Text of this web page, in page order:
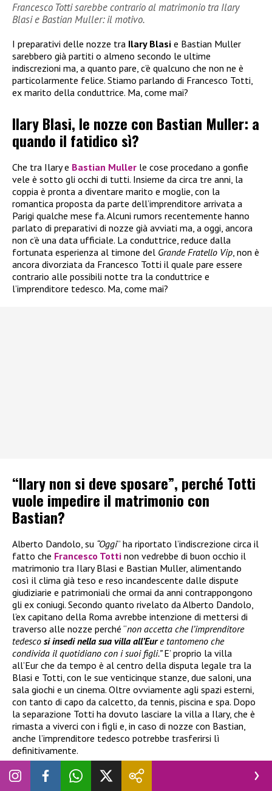
Francesco Totti sarebbe contrario al matrimonio tra Ilary
Blasi e Bastian Muller: il motivo.
I preparativi delle nozze tra Ilary Blasi e Bastian Muller
sarebbero già partiti o almeno secondo le ultime
indiscrezioni ma, a quanto pare, c’è qualcuno che non ne è
particolarmente felice. Stiamo parlando di Francesco Totti,
ex marito della conduttrice. Ma, come mai?
Ilary Blasi, le nozze con Bastian Muller: a
quando il fatidico sì?
Che tra Ilary e Bastian Muller le cose procedano a gonfie
vele è sotto gli occhi di tutti. Insieme da circa tre anni, la
coppia è pronta a diventare marito e moglie, con la
romantica proposta da parte dell’imprenditore arrivata a
Parigi qualche mese fa. Alcuni rumors recentemente hanno
parlato di preparativi di nozze già avviati ma, a oggi, ancora
non c’è una data ufficiale. La conduttrice, reduce dalla
fortunata esperienza al timone del Grande Fratello Vip , non è
ancora divorziata da Francesco Totti il quale pare essere
contrario alle possibili notte tra la conduttrice e
l’imprenditore tedesco. Ma, come mai?
“Ilary non si deve sposare”, perché Totti
vuole impedire il matrimonio con
Bastian?
Alberto Dandolo, su “Oggi” ha riportato l’indiscrezione circa il
fatto che Francesco Totti non vedrebbe di buon occhio il
matrimonio tra Ilary Blasi e Bastian Muller, alimentando
così il clima già teso e reso incandescente dalle dispute
giudiziarie e patrimoniali che ormai da anni contrappongono
gli ex coniugi. Secondo quanto rivelato da Alberto Dandolo,
l’ex capitano della Roma avrebbe intenzione di mettersi di
traverso alle nozze perché “non accetta che l’imprenditore
tedesco si insedi nella sua villa all’Eure tantomeno che
condivida il quotidiano con i suoi figli.”E’ proprio la villa
all’Eur che da tempo è al centro della disputa legale tra la
Blasi e Totti, con le sue venticinque stanze, due saloni, una
sala giochi e un cinema. Oltre ovviamente agli spazi esterni,
con tanto di capo da calcetto, da tennis, piscina e spa. Dopo
la separazione Totti ha dovuto lasciare la villa a Ilary, che è
rimasta a viverci con i figli e, in caso di nozze con Bastian,
anche l’imprenditore tedesco potrebbe trasferirsi lì
definitivamente.